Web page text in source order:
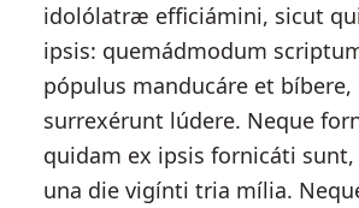
idolólatræ efficiámini, sicut
ipsis: quemádmodum
pópulus manducáre et bíbere,
surrexérunt lúdere. Neque
quidam ex ipsis fornicáti
una die vigínti tria mília.